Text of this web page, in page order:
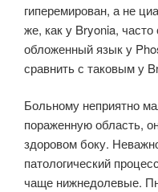
гиперемирован, а не
же, как у Bryonia,
обложенный язык у
сравнить с таковым у
Больному неприят­но
пораженную область,
здоровом боку.
патологический
чаще нижнедолевые.